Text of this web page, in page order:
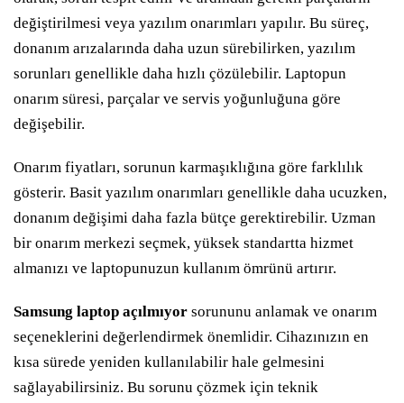
değiştirilmesi veya yazılım onarımları yapılır. Bu süreç,
donanım arızalarında daha uzun sürebilirken, yazılım
sorunları genellikle daha hızlı çözülebilir. Laptopun
onarım süresi, parçalar ve servis yoğunluğuna göre
değişebilir.
Onarım fiyatları, sorunun karmaşıklığına göre farklılık
gösterir. Basit yazılım onarımları genellikle daha ucuzken,
donanım değişimi daha fazla bütçe gerektirebilir. Uzman
bir onarım merkezi seçmek, yüksek standartta hizmet
almanızı ve laptopunuzun kullanım ömrünü artırır.
Samsung laptop açılmıyor sorununu anlamak ve onarım
seçeneklerini değerlendirmek önemlidir. Cihazınızın en
kısa sürede yeniden kullanılabilir hale gelmesini
sağlayabilirsiniz. Bu sorunu çözmek için teknik